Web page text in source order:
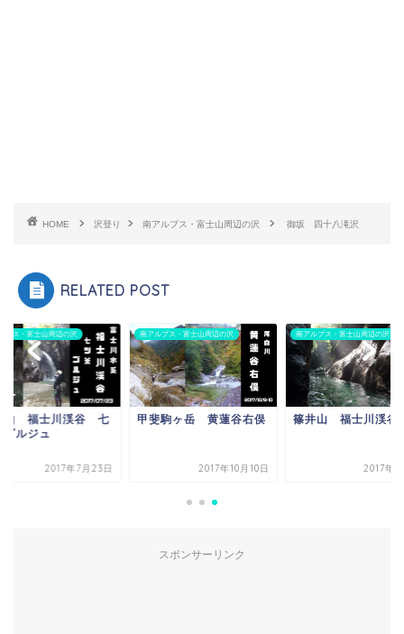
HOME 沢登り 南アルプス・富士山周辺の沢 御坂 四十八滝沢
RELATED POST
プス・富士山周辺の沢
山 福士川渓谷 七
ゴルジュ
2017年7月23日
南アルプス・富士山周辺の沢
甲斐駒ヶ岳 黄蓮谷右俣
2017年10月10日
南アルプス・富士山周辺の沢
篠井山 福士川渓谷
2017年7
スポンサーリンク